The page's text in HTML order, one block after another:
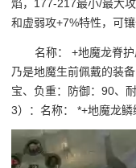
焰，177-217最小/最大
和虚弱攻+7%特性，可镶
名称： +地魔龙脊
乃是地魔生前佩戴的装
宝、负重：防御：90、
3）：名称： *+地魔龙鳞